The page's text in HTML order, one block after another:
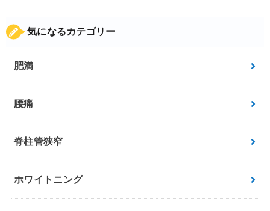
気になるカテゴリー
肥満
腰痛
脊柱管狭窄
ホワイトニング